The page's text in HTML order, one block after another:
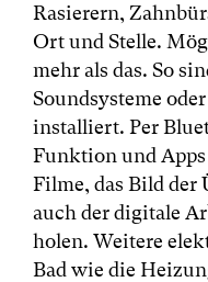
Rasierern,
Ort und Stelle.
mehr als das. So
Soundsysteme
installiert. Per
Funktion und
Filme, das Bild der
auch der digitale
holen. Weitere
Bad wie die